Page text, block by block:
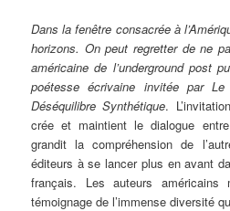
Dans la fenêtre consacrée à
horizons. On peut regretter de ne
américaine de l’underground post
poétesse écrivaine invitée par
Déséquilibre Synthétique.
crée et maintient le dialogue
grandit la compréhension de
éditeurs à se lancer plus en avant
français. Les auteurs américains
témoignage de l’immense diversité